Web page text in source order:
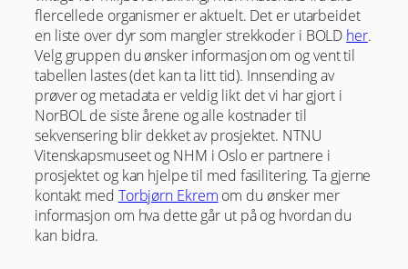
flercellede organismer er aktuelt. Det er utarbeidet
en liste over dyr som mangler strekkoder i BOLD her.
Velg gruppen du ønsker informasjon om og vent til
tabellen lastes (det kan ta litt tid). Innsending av
prøver og metadata er veldig likt det vi har gjort i
NorBOL de siste årene og alle kostnader til
sekvensering blir dekket av prosjektet. NTNU
Vitenskapsmuseet og NHM i Oslo er partnere i
prosjektet og kan hjelpe til med fasilitering. Ta gjerne
kontakt med Torbjørn Ekrem om du ønsker mer
informasjon om hva dette går ut på og hvordan du
kan bidra.